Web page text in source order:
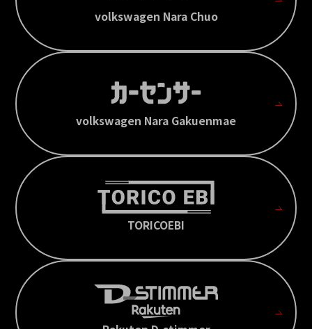
volkswagen Nara Chuo
volkswagen Nara Gakuenmae
TORICOEBI